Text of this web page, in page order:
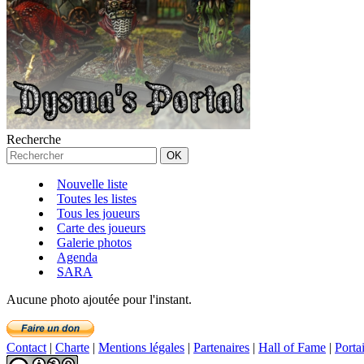
Recherche
Nouvelle liste
Toutes les listes
Tous les joueurs
Carte des joueurs
Galerie photos
Agenda
SARA
Aucune photo ajoutée pour l'instant.
Contact | Charte | Mentions légales | Partenaires | Hall of Fame |